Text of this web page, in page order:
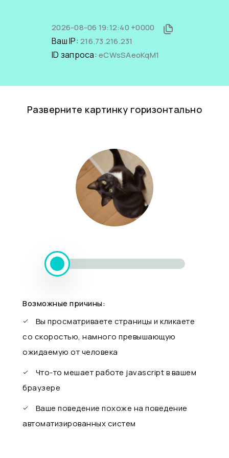
2026-08-06 19:12:40 +0000
Ваш IP: 216.73.216.231
ID запроса: eCWsSAeoKqM1
Разверните картинку горизонтально
Возможные причины:
Вы просматриваете страницы и кликаете
со скоростью, намного превышающую
ожидаемую от человека
Что-то мешает работе javascript в вашем
браузере
Ваше поведение похоже на поведение
автоматизированных систем